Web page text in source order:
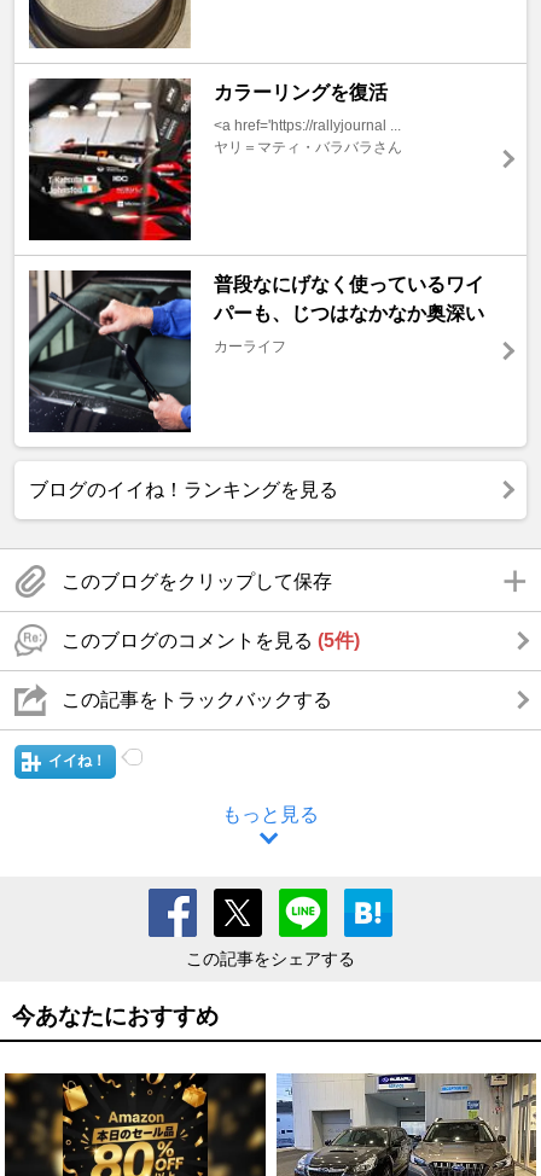
カラーリングを復活
<a href='https://rallyjournal ...
ヤリ＝マティ・バラバラさん
普段なにげなく使っているワイ
パーも、じつはなかなか奥深い
カーライフ
ブログのイイね！ランキングを見る
このブログをクリップして保存
このブログのコメントを見る (5件)
この記事をトラックバックする
イイね！
もっと見る
この記事をシェアする
今あなたにおすすめ